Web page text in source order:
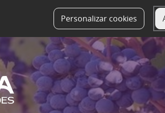
Personalizar cookies